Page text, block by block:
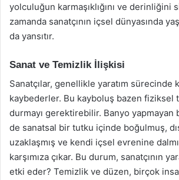
yolculuğun karmaşıklığını ve derinliğini
zamanda sanatçının içsel dünyasında
da yansıtır.
Sanat ve Temizlik İlişkisi
Sanatçılar, genellikle yaratım sürecinde
kaybederler. Bu kayboluş bazen fiziksel
durmayı gerektirebilir. Banyo yapmayan
de sanatsal bir tutku içinde boğulmuş,
uzaklaşmış ve kendi içsel evrenine
karşımıza çıkar. Bu durum, sanatçının
etki eder? Temizlik ve düzen, birçok